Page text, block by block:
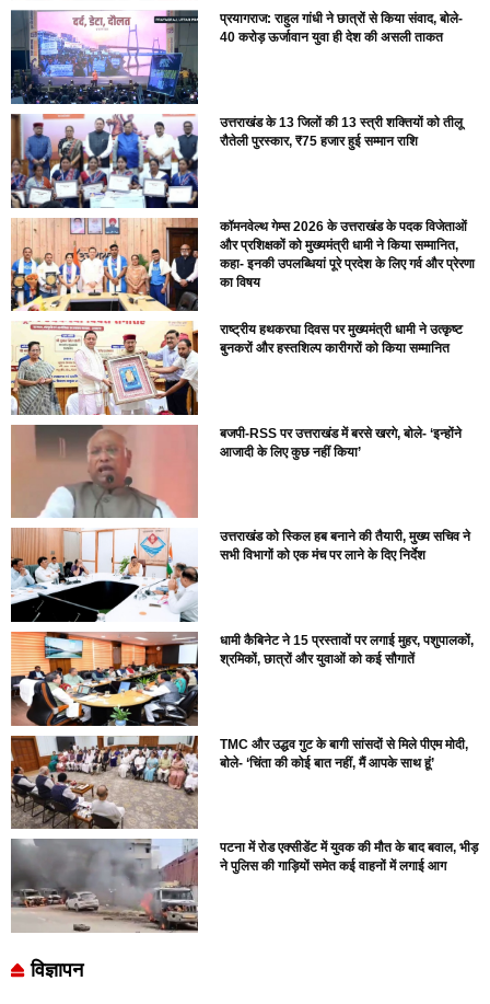
प्रयागराज: राहुल गांधी ने छात्रों से किया संवाद, बोले-
40 करोड़ ऊर्जावान युवा ही देश की असली ताकत
उत्तराखंड के 13 जिलों की 13 स्त्री शक्तियों को तीलू
रौतेली पुरस्कार, ₹75 हजार हुई सम्मान राशि
कॉमनवेल्थ गेम्स 2026 के उत्तराखंड के पदक विजेताओं
और प्रशिक्षकों को मुख्यमंत्री धामी ने किया सम्मानित,
कहा- इनकी उपलब्धियां पूरे प्रदेश के लिए गर्व और प्रेरणा
का विषय
राष्ट्रीय हथकरघा दिवस पर मुख्यमंत्री धामी ने उत्कृष्ट
बुनकरों और हस्तशिल्प कारीगरों को किया सम्मानित
बजपी-RSS पर उत्तराखंड में बरसे खरगे, बोले- ‘इन्होंने
आजादी के लिए कुछ नहीं किया’
उत्तराखंड को स्किल हब बनाने की तैयारी, मुख्य सचिव ने
सभी विभागों को एक मंच पर लाने के दिए निर्देश
धामी कैबिनेट ने 15 प्रस्तावों पर लगाई मुहर, पशुपालकों,
श्रमिकों, छात्रों और युवाओं को कई सौगातें
TMC और उद्धव गुट के बागी सांसदों से मिले पीएम मोदी,
बोले- ‘चिंता की कोई बात नहीं, मैं आपके साथ हूं’
पटना में रोड एक्सीडेंट में युवक की मौत के बाद बवाल, भीड़
ने पुलिस की गाड़ियों समेत कई वाहनों में लगाई आग
विज्ञापन